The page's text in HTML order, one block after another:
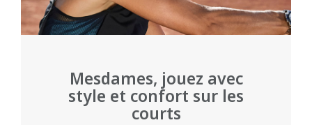
Mesdames, jouez avec
style et confort sur les
courts